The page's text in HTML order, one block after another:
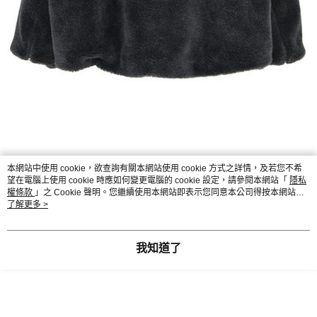
本網站中使用 cookie，欲查詢有關本網站使用 cookie 方式之詳情，及若您不希
望在電腦上使用 cookie 時應如何變更電腦的 cookie 設定，請參閱本網站「 隱私
權條款 」之 Cookie 聲明。您繼續使用本網站即表示您同意本公司得按本網站使
用條款之 Cookie 聲明使用 cookie。
了解更多 >
我知道了